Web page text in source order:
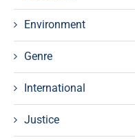
Environment
Genre
International
Justice